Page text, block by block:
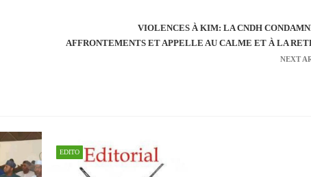
VIOLENCES À KIM: LA CNDH
AFFRONTEMENTS ET APPELLE AU CALME ET À LA
NEXT
EDITO